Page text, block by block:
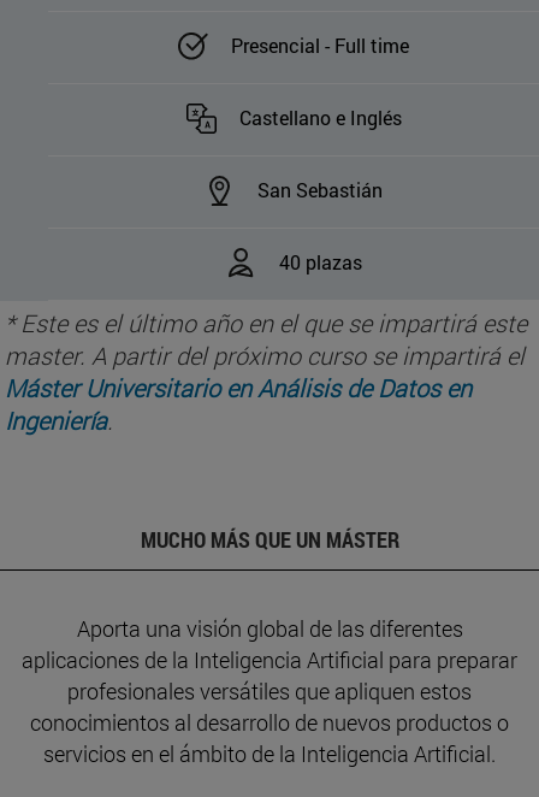
Presencial - Full time
Castellano e Inglés
San Sebastián
40 plazas
* Este es el último año en el que se impartirá este
master. A partir del próximo cursose impartirá el
Máster Universitario en Análisis de Datos en
Ingeniería.
MUCHO MÁS QUE UN MÁSTER
Aporta una visión global de las diferentes
aplicaciones de la Inteligencia Artificial para preparar
profesionales versátiles que apliquen estos
conocimientos al desarrollo de nuevos productos o
servicios en el ámbito de la Inteligencia Artificial.